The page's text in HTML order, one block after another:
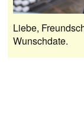
Liebe,
Wunschdate.